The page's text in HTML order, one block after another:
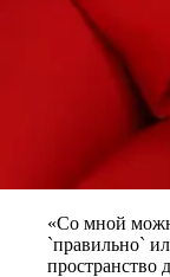
«Со мной
`правильно`
пространство